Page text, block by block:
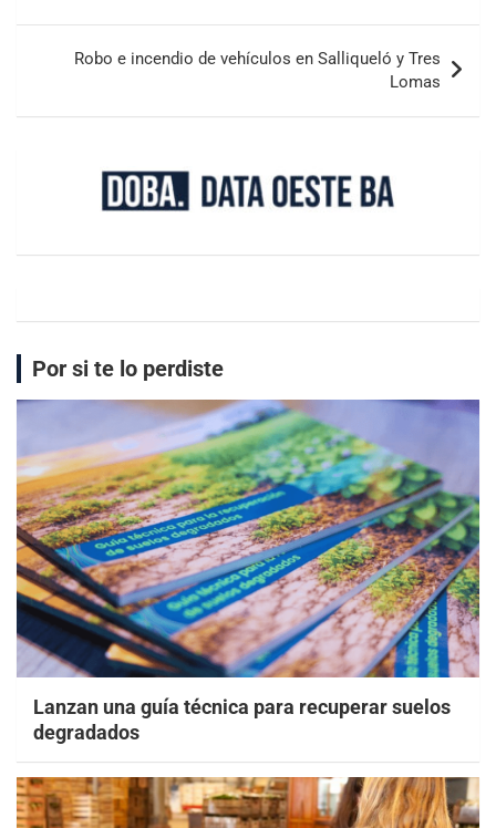
Robo e incendio de vehículos en Salliqueló y Tres
Lomas
Por si te lo perdiste
Lanzan una guía técnica para recuperar suelos
degradados